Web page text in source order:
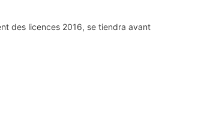
des licences 2016, se tiendra avant